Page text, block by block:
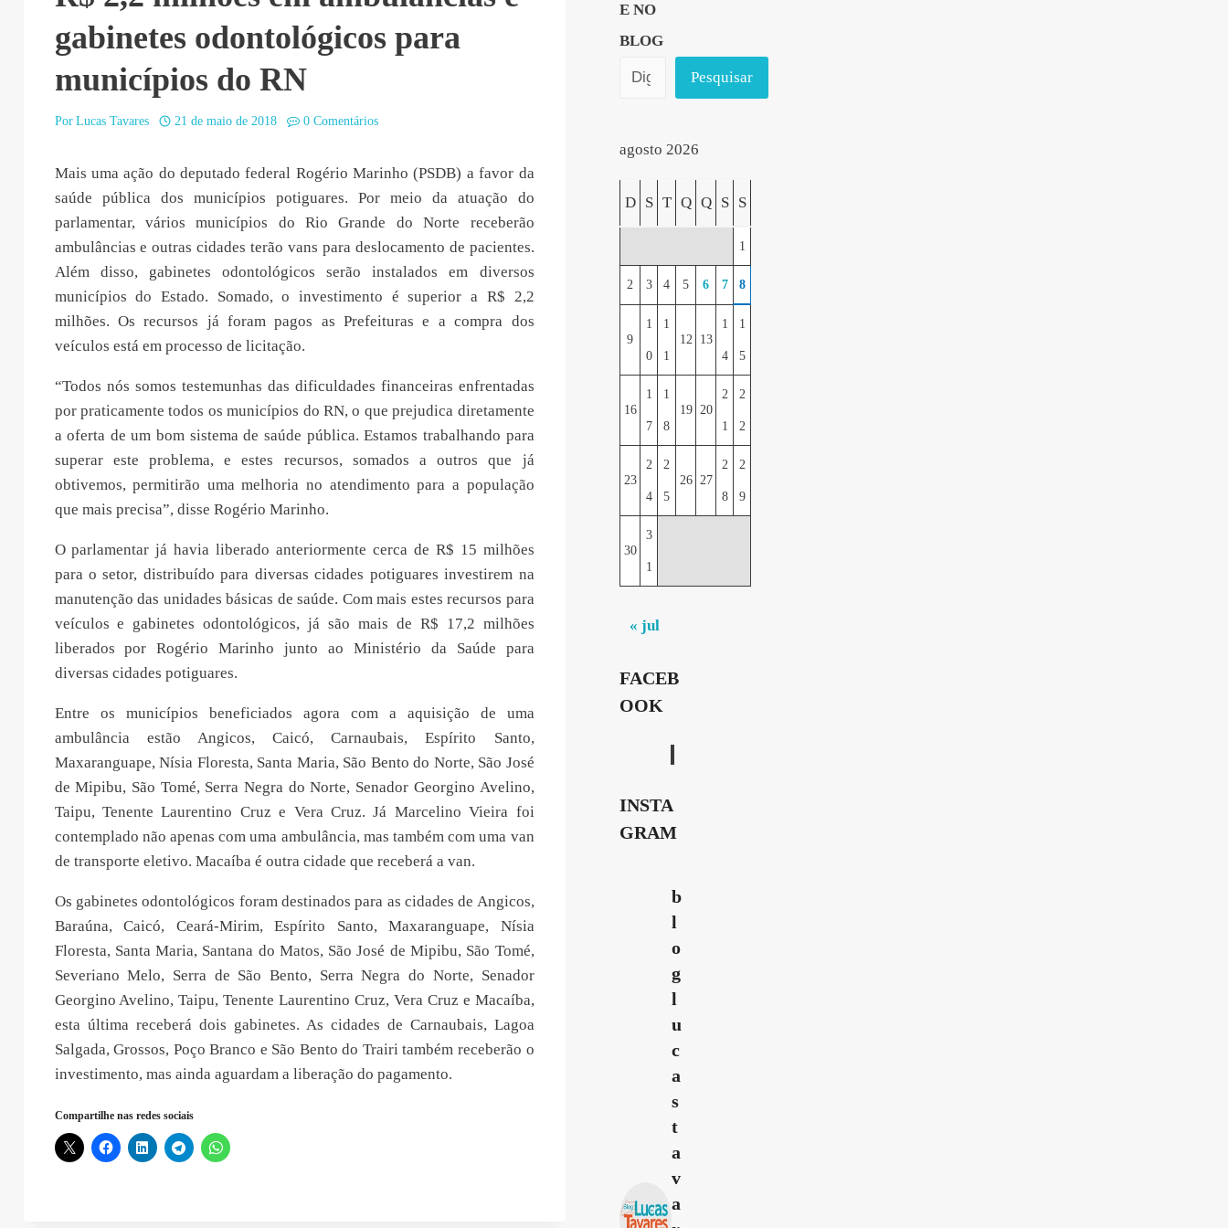
gabinetes odontológicos para
municípios do RN
Por Lucas Tavares 21 de maio de 2018 0 Comentários
Mais uma ação do deputado federal Rogério Marinho (PSDB) a favor da
saúde pública dos municípios potiguares. Por meio da atuação do
parlamentar, vários municípios do Rio Grande do Norte receberão
ambulâncias e outras cidades terão vans para deslocamento de pacientes.
Além disso, gabinetes odontológicos serão instalados em diversos
municípios do Estado. Somado, o investimento é superior a R$ 2,2
milhões. Os recursos já foram pagos as Prefeituras e a compra dos
veículos está em processo de licitação.
“Todos nós somos testemunhas das dificuldades financeiras enfrentadas
por praticamente todos os municípios do RN, o que prejudica diretamente
a oferta de um bom sistema de saúde pública. Estamos trabalhando para
superar este problema, e estes recursos, somados a outros que já
obtivemos, permitirão uma melhoria no atendimento para a população
que mais precisa”, disse Rogério Marinho.
O parlamentar já havia liberado anteriormente cerca de R$ 15 milhões
para o setor, distribuído para diversas cidades potiguares investirem na
manutenção das unidades básicas de saúde. Com mais estes recursos para
veículos e gabinetes odontológicos, já são mais de R$ 17,2 milhões
liberados por Rogério Marinho junto ao Ministério da Saúde para
diversas cidades potiguares.
Entre os municípios beneficiados agora com a aquisição de uma
ambulância estão Angicos, Caicó, Carnaubais, Espírito Santo,
Maxaranguape, Nísia Floresta, Santa Maria, São Bento do Norte, São José
de Mipibu, São Tomé, Serra Negra do Norte, Senador Georgino Avelino,
Taipu, Tenente Laurentino Cruz e Vera Cruz. Já Marcelino Vieira foi
contemplado não apenas com uma ambulância, mas também com uma van
de transporte eletivo. Macaíba é outra cidade que receberá a van.
Os gabinetes odontológicos foram destinados para as cidades de Angicos,
Baraúna, Caicó, Ceará-Mirim, Espírito Santo, Maxaranguape, Nísia
Floresta, Santa Maria, Santana do Matos, São José de Mipibu, São Tomé,
Severiano Melo, Serra de São Bento, Serra Negra do Norte, Senador
Georgino Avelino, Taipu, Tenente Laurentino Cruz, Vera Cruz e Macaíba,
esta última receberá dois gabinetes. As cidades de Carnaubais, Lagoa
Salgada, Grossos, Poço Branco e São Bento do Trairi também receberão o
investimento, mas ainda aguardam a liberação do pagamento.
Compartilhe nas redes sociais
E NO
BLOG
Pesquisar
agosto 2026
D S T Q Q S S
1
2 3 4 5 6 7 8
9
1
0
1
1
12 13
1
4
1
5
16
1
7
1
8
19 20
2
1
2
2
23
2
4
2
5
26 27
2
8
2
9
30
3
1
« jul
FACEB
OOK
INSTA
GRAM
b
l
o
g
l
u
c
a
s
t
a
v
a